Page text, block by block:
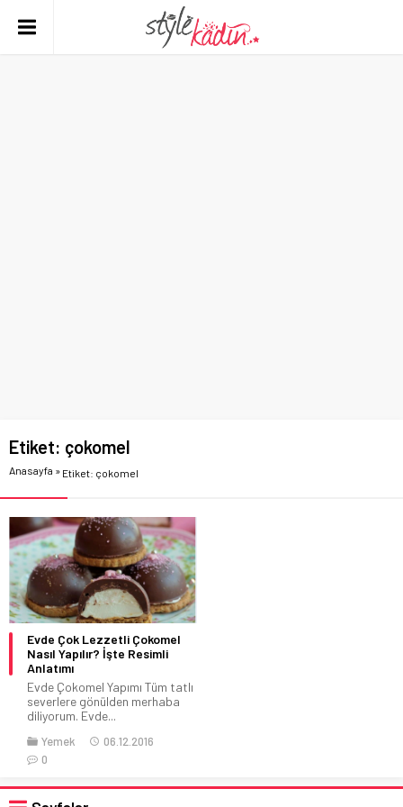
Etiket: çokomel
Anasayfa » Etiket: çokomel
Evde Çok Lezzetli Çokomel
Nasıl Yapılır? İşte Resimli
Anlatımı
Evde Çokomel Yapımı Tüm tatlı
severlere gönülden merhaba
diliyorum. Evde...
Yemek
06.12.2016
0